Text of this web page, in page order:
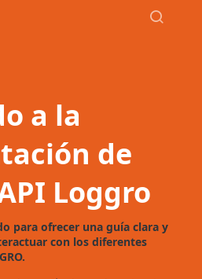
a la
de
Loggro
para ofrecer una guía clara y
con los diferentes